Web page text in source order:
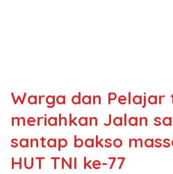
Warga dan
meriahkan Jalan
santap bakso
HUT TNI ke-77